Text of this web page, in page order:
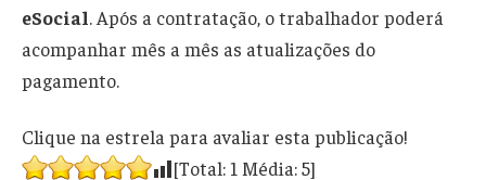
eSocial. Após a contratação, o trabalhador poderá
acompanhar mês a mês as atualizações do
pagamento.
Clique na estrela para avaliar esta publicação!
[Total: 1 Média:5]